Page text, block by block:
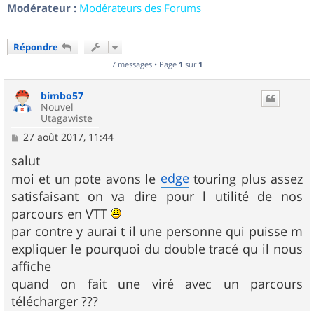
Modérateur : Modérateurs des Forums
Répondre
7 messages • Page 1 sur 1
bimbo57
Nouvel
Utagawiste
M
s
s
a
g
e
27 août 2017, 11:44
salut
moi et un pote avons le edgetouring plus assez
satisfaisant on va dire pour l utilité de nos
parcours en VTT
par contre y aurai t il une personne qui puisse m
expliquer le pourquoi du double tracé qu il nous
affiche
quand on fait une viré avec un parcours
télécharger ???